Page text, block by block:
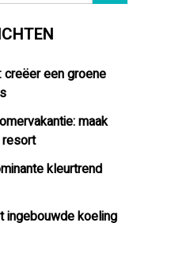
een groene
maak
resort
kleurtrend
ingebouwde koeling